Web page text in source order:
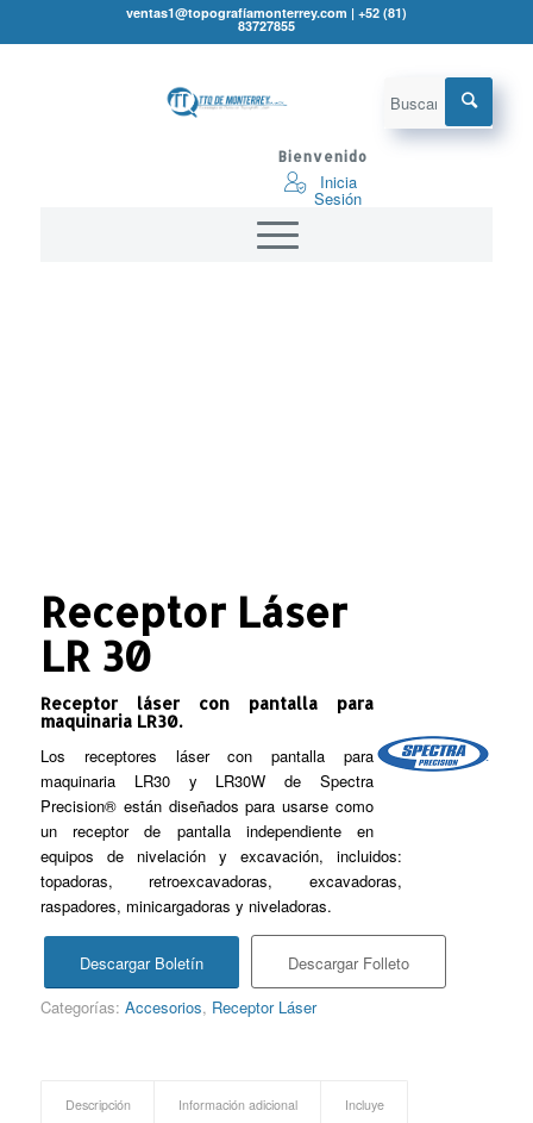
ventas1@topografíamonterrey.com | +52 (81)
83727855
Bienvenido
Inicia
Sesión
Receptor Láser
LR 30
Receptor láser con pantalla para
maquinaria LR30.
Los receptores láser con pantalla para
maquinaria LR30 y LR30W de Spectra
Precision® están diseñados para usarse como
un receptor de pantalla independiente en
equipos de nivelación y excavación, incluidos:
topadoras, retroexcavadoras, excavadoras,
raspadores, minicargadoras y niveladoras.
Descargar Boletín
Descargar Folleto
Categorías: Accesorios, Receptor Láser
Descripción Información adicional Incluye